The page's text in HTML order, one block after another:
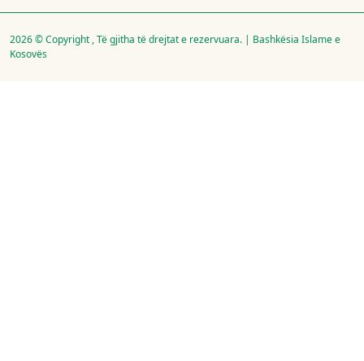
2026 © Copyright , Të gjitha të drejtat e rezervuara. | Bashkësia Islame e
Kosovës